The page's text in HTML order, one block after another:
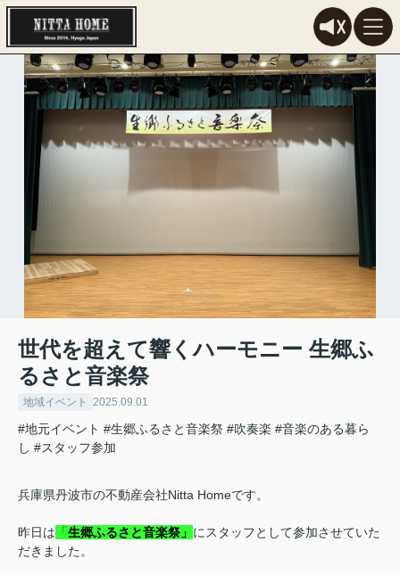
世代を超えて響くハーモニー 生郷ふ
るさと音楽祭
地域イベント 2025.09.01
#地元イベント #生郷ふるさと音楽祭 #吹奏楽 #音楽のある暮ら
し #スタッフ参加
兵庫県丹波市の不動産会社Nitta Homeです。
昨日は 「生郷ふるさと音楽祭」 にスタッフとして参加させていた
だきました。